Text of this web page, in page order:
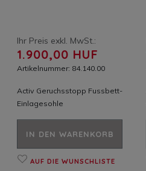
Ihr Preis exkl. MwSt.:
1.900,00 HUF
Artikelnummer: 84.140.00
Activ Geruchsstopp Fussbett-
Einlagesohle
IN DEN WARENKORB
AUF DIE WUNSCHLISTE